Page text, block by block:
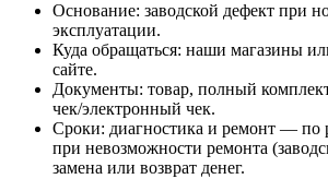
Основание: заводской дефект при
эксплуатации.
Куда обращаться: наши магазины
сайте.
Документы: товар, полный
чек/электронный чек.
Сроки: диагностика и ремонт — по
при невозможности ремонта
замена или возврат денег.